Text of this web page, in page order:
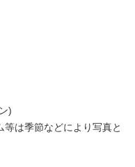
)
は季節などにより写真と